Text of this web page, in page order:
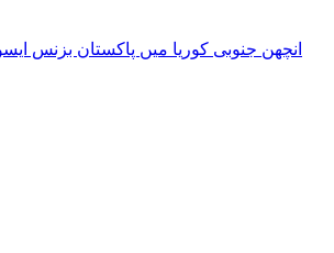
انچھن جنوبی کوریا میں پاکستان بزنس